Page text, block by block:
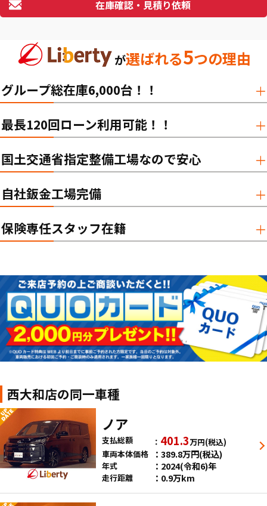
在庫確認・見積り依頼
が選ばれる5つの理由
グループ総在庫6,000台！！
最長120回ローン利用可能！！
国土交通省指定整備工場なので安心
自社鈑金工場完備
保険専任スタッフ在籍
西大和店の同一車種
ノア
支払総額 401.3万円(税込)
車両本体価格
389.8万円(税込)
年式 2024(令和6)年
走行距離 0.9万km